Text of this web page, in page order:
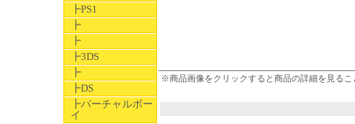
┣PS1
┣
┣
┣3DS
┣
┣DS
┣バーチャルボー
イ
※商品画像をクリックすると商品の詳細を見るこ